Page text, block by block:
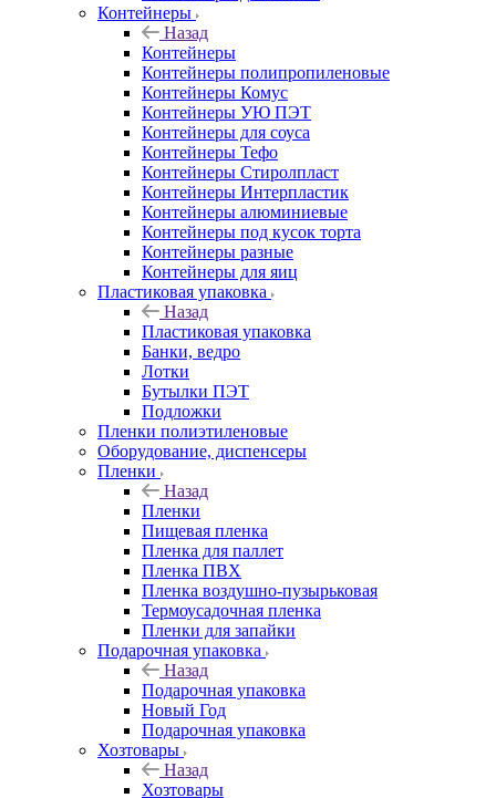
Контейнеры
Назад
Контейнеры
Контейнеры полипропиленовые
Контейнеры Комус
Контейнеры УЮ ПЭТ
Контейнеры для соуса
Контейнеры Тефо
Контейнеры Стиролпласт
Контейнеры Интерпластик
Контейнеры алюминиевые
Контейнеры под кусок торта
Контейнеры разные
Контейнеры для яиц
Пластиковая упаковка
Назад
Пластиковая упаковка
Банки, ведро
Лотки
Бутылки ПЭТ
Подложки
Пленки полиэтиленовые
Оборудование, диспенсеры
Пленки
Назад
Пленки
Пищевая пленка
Пленка для паллет
Пленка ПВХ
Пленка воздушно-пузырьковая
Термоусадочная пленка
Пленки для запайки
Подарочная упаковка
Назад
Подарочная упаковка
Новый Год
Подарочная упаковка
Хозтовары
Назад
Хозтовары